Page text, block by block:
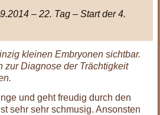
– 22. Tag – Start der 4.
kleinen Embryonen sichtbar.
zur Diagnose der Trächtigkeit
und geht freudig durch den
sehr sehr schmusig. Ansonsten